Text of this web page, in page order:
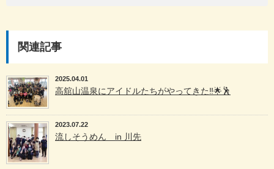
関連記事
2025.04.01
高舘山温泉にアイドルたちがやってきた‼️🌟🕺
2023.07.22
流しそうめん in 川先